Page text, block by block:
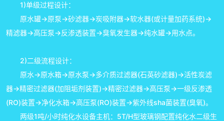
1)单级过程设计：
原水罐→原泵→砂滤器→炭吸附器→软水器(或计量加药系统)→
精滤器→高压泵→反渗透装置→臭氧发生器→纯水罐→用水点。
2)二级流程设计：
原水→原水箱→原水泵→多介质过滤器(石英砂滤器)→活性炭滤
器→精密过滤器(加阻垢剂装置)→精密过滤器→高压泵→一级反渗透
(RO)装置→净化水箱→高压泵(RO)装置→紫外线sha菌装置(臭氧)。
两级1吨/小时纯化水设备主机：5T/H型玻璃钢配置纯化水二级生